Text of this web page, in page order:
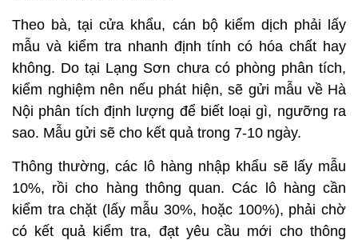
Theo bà, tại cửa khẩu, cán bộ kiểm dịch phải lấy
mẫu và kiểm tra nhanh định tính có hóa chất hay
không. Do tại Lạng Sơn chưa có phòng phân tích,
kiểm nghiệm nên nếu phát hiện, sẽ gửi mẫu về Hà
Nội phân tích định lượng để biết loại gì, ngưỡng ra
sao. Mẫu gửi sẽ cho kết quả trong 7-10 ngày.
Thông thường, các lô hàng nhập khẩu sẽ lấy mẫu
10%, rồi cho hàng thông quan. Các lô hàng cần
kiểm tra chặt (lấy mẫu 30%, hoặc 100%), phải chờ
có kết quả kiểm tra, đạt yêu cầu mới cho thông